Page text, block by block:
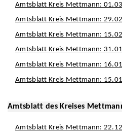
Amtsblatt Kreis Mettmann:
Amtsblatt Kreis Mettmann:
Amtsblatt Kreis Mettmann:
Amtsblatt Kreis Mettmann:
Amtsblatt Kreis Mettmann:
Amtsblatt Kreis Mettmann:
Amtsblatt des Kreises
Amtsblatt Kreis Mettmann: